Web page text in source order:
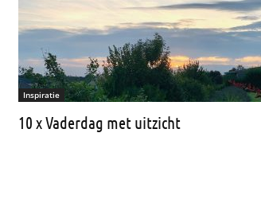
Inspiratie
10 x Vaderdag met uitzicht